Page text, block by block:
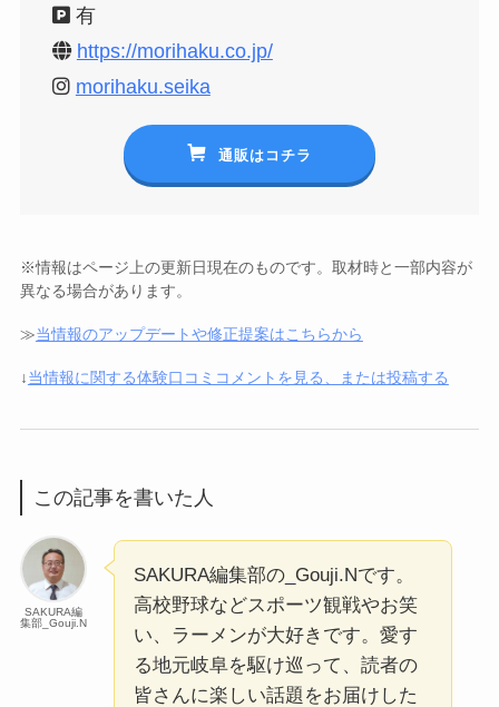
有
https://morihaku.co.jp/
morihaku.seika
通販はコチラ
※情報はページ上の更新日現在のものです。取材時と一部内容が
異なる場合があります。
≫当情報のアップデートや修正提案はこちらから
↓当情報に関する体験口コミコメントを見る、または投稿する
この記事を書いた人
SAKURA編
集部_Gouji.N
SAKURA編集部の_Gouji.Nです。
高校野球などスポーツ観戦やお笑
い、ラーメンが大好きです。愛す
る地元岐阜を駆け巡って、読者の
皆さんに楽しい話題をお届けした